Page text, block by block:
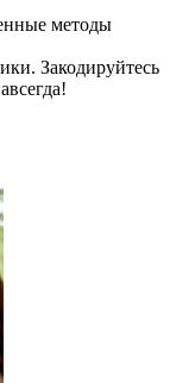
методы
Закодируйтесь